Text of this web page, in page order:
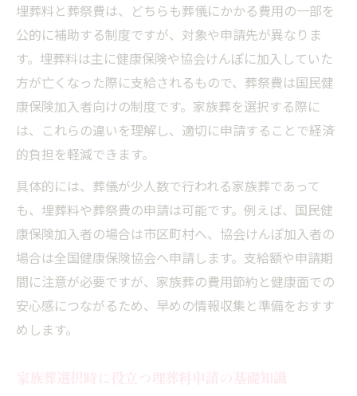
埋葬料と葬祭費は、どちらも葬儀にかかる費用の一部を
公的に補助する制度ですが、対象や申請先が異なりま
す。埋葬料は主に健康保険や協会けんぽに加入していた
方が亡くなった際に支給されるもので、葬祭費は国民健
康保険加入者向けの制度です。家族葬を選択する際に
は、これらの違いを理解し、適切に申請することで経済
的負担を軽減できます。
具体的には、葬儀が少人数で行われる家族葬であって
も、埋葬料や葬祭費の申請は可能です。例えば、国民健
康保険加入者の場合は市区町村へ、協会けんぽ加入者の
場合は全国健康保険協会へ申請します。支給額や申請期
間に注意が必要ですが、家族葬の費用節約と健康面での
安心感につながるため、早めの情報収集と準備をおすす
めします。